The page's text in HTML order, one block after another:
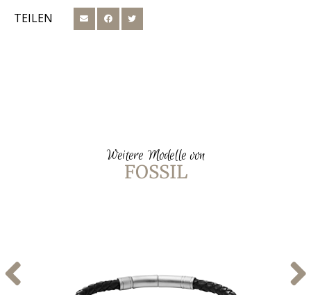
TEILEN
Weitere Modelle von
FOSSIL